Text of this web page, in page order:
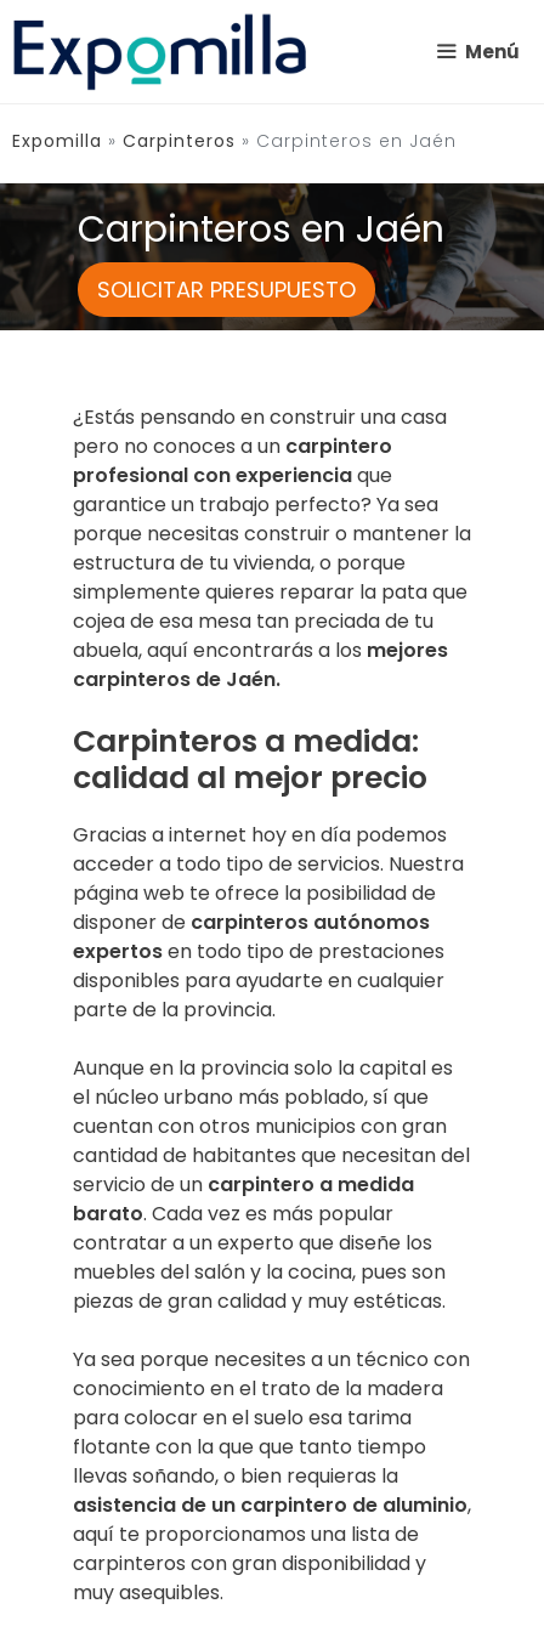
Saltar
contenido
Menú
Expomilla » Carpinteros » Carpinteros en Jaén
Carpinteros en Jaén
SOLICITAR PRESUPUESTO
¿Estás pensando en construir una casa
pero no conoces a un carpintero
profesional con experienciaque
garantice un trabajo perfecto? Ya sea
porque necesitas construir o mantener la
estructura de tu vivienda, o porque
simplemente quieres reparar la pata que
cojea de esa mesa tan preciada de tu
abuela, aquí encontrarás a los mejores
carpinteros de Jaén.
Carpinteros a medida:
calidad al mejor precio
Gracias a internet hoy en día podemos
acceder a todo tipo de servicios. Nuestra
página web te ofrece la posibilidad de
disponer de carpinteros autónomos
expertosen todo tipo de prestaciones
disponibles para ayudarte en cualquier
parte de la provincia.
Aunque en la provincia solo la capital es
el núcleo urbano más poblado, sí que
cuentan con otros municipios con gran
cantidad de habitantes que necesitan del
servicio de un carpintero a medida
barato. Cada vez es más popular
contratar a un experto que diseñe los
muebles del salón y la cocina, pues son
piezas de gran calidad y muy estéticas.
Ya sea porque necesites a un técnico con
conocimiento en el trato de la madera
para colocar en el suelo esa tarima
flotante con la que que tanto tiempo
llevas soñando, o bien requieras la
asistencia de un carpintero de aluminio,
aquí te proporcionamos una lista de
carpinteros con gran disponibilidad y
muy asequibles.